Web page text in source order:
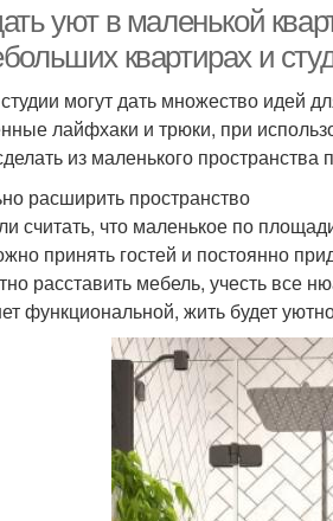
уют в маленькой
квартирах и
могут дать множество идей
лайфхаки и трюки, при
из маленького
расширить пространство
считать, что маленькое по
принять гостей и постоянно
расставить мебель, учесть все
функциональной, жить будет